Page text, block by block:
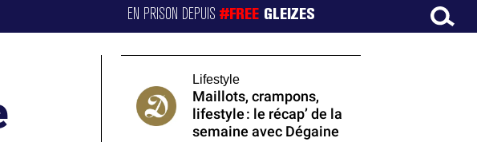
EN PRISON DEPUIS#FREE GLEIZES
Lifestyle
Maillots, crampons,
lifestyle : le récap’ de la
semaine avec Dégaine